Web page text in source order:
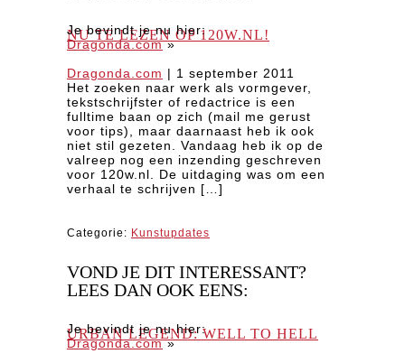
NU TE LEZEN OP 120W.NL!
Je bevindt je nu hier:
Dragonda.com»
Dragonda.com | 1 september 2011
Het zoeken naar werk als vormgever,
tekstschrijfster of redactrice is een
fulltime baan op zich (mail me gerust
voor tips), maar daarnaast heb ik ook
niet stil gezeten. Vandaag heb ik op de
valreep nog een inzending geschreven
voor 120w.nl. De uitdaging was om een
verhaal te schrijven […]
Categorie: Kunstupdates
VOND JE DIT INTERESSANT?
LEES DAN OOK EENS:
URBAN LEGEND: WELL TO HELL
Je bevindt je nu hier:
Dragonda.com»